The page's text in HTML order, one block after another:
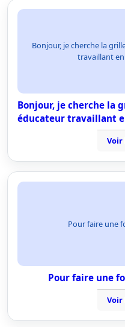
Bonjour, je cherche la
travaillant en
Bonjour, je cherche la
éducateur travaillant
Voir
Pour faire une
Pour faire une
Voir